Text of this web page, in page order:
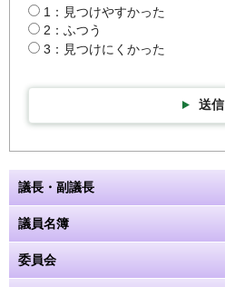
1：見つけやすかった
2：ふつう
3：見つけにくかった
送信
議長・副議長
議員名簿
委員会